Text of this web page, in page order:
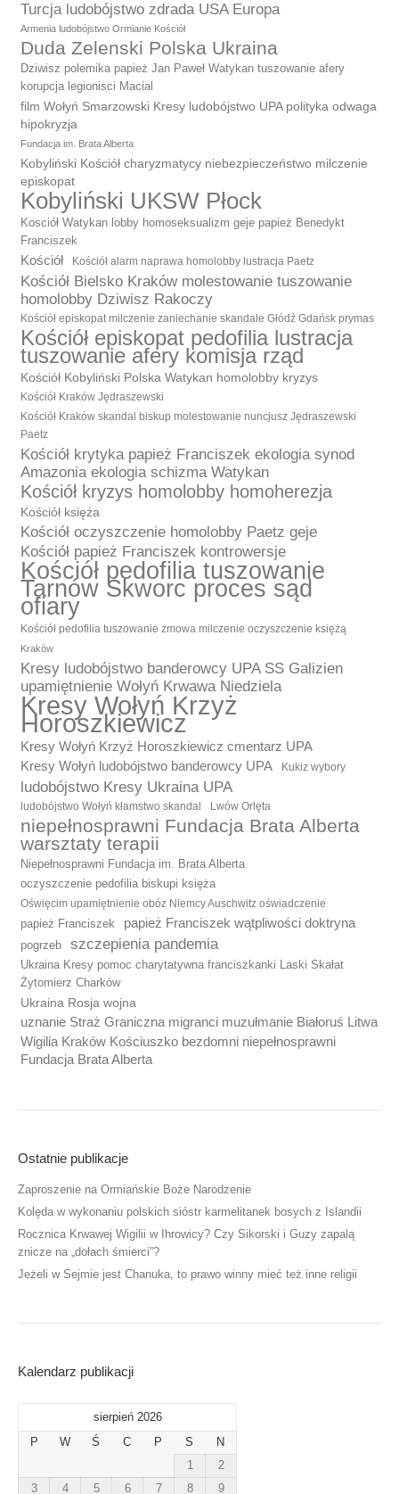
Turcja ludobójstwo zdrada USA Europa
Armenia ludobójstwo Ormianie Kościół
Duda Zelenski Polska Ukraina
Dziwisz polemika papież Jan Paweł Watykan tuszowanie afery
korupcja legionisci Macial
film Wołyń Smarzowski Kresy ludobójstwo UPA polityka odwaga
hipokryzja
Fundacja im. Brata Alberta
Kobyliński Kościół charyzmatycy niebezpieczeństwo milczenie
episkopat
Kobyliński UKSW Płock
Kosciół Watykan lobby homoseksualizm geje papież Benedykt
Franciszek
Kościół Kościół alarm naprawa homolobby lustracja Paetz
Kościół Bielsko Kraków molestowanie tuszowanie
homolobby Dziwisz Rakoczy
Kościół episkopat milczenie zaniechanie skandale Głódź Gdańsk prymas
Kościół episkopat pedofilia lustracja
tuszowanie afery komisja rząd
Kościół Kobyliński Polska Watykan homolobby kryzys
Kościół Kraków Jędraszewski
Kościół Kraków skandal biskup molestowanie nuncjusz Jędraszewski
Paetz
Kościół krytyka papież Franciszek ekologia synod
Amazonia ekologia schizma Watykan
Kościół kryzys homolobby homoherezja
Kościół księża
Kościół oczyszczenie homolobby Paetz geje
Kościół papież Franciszek kontrowersje
Kościół pedofilia tuszowanie
Tarnów Skworc proces sąd
ofiary
Kościół pedofilia tuszowanie zmowa milczenie oczyszczenie księżą
Kraków
Kresy ludobójstwo banderowcy UPA SS Galizien
upamiętnienie Wołyń Krwawa Niedziela
Kresy Wołyń Krzyż
Horoszkiewicz
Kresy Wołyń Krzyż Horoszkiewicz cmentarz UPA
Kresy Wołyń ludobójstwo banderowcy UPA
Kukiz wybory
ludobójstwo Kresy Ukraina UPA
ludobójstwo Wołyń kłamstwo skandal Lwów Orlęta
niepełnosprawni Fundacja Brata Alberta
warsztaty terapii
Niepełnosprawni Fundacja im. Brata Alberta
oczyszczenie pedofilia biskupi księża
Oświęcim upamiętnienie obóz Niemcy Auschwitz oświadczenie
papież Franciszek papież Franciszek wątpliwości doktryna
pogrzeb szczepienia pandemia
Ukraina Kresy pomoc charytatywna franciszkanki Laski Skałat
Żytomierz Charków
Ukraina Rosja wojna
uznanie Straż Graniczna migranci muzułmanie Białoruś Litwa
Wigilia Kraków Kościuszko bezdomni niepełnosprawni
Fundacja Brata Alberta
Ostatnie publikacje
Zaproszenie na Ormiańskie Boże Narodzenie
Kolęda w wykonaniu polskich sióstr karmelitanek bosych z Islandii
Rocznica Krwawej Wigilii w Ihrowicy? Czy Sikorski i Guzy zapalą
znicze na „dołach śmierci”?
Jeżeli w Sejmie jest Chanuka, to prawo winny mieć też inne religii
Kalendarz publikacji
sierpień 2026
P
W Ś C P S
N
1
2
3
4 5 6 7 8 9